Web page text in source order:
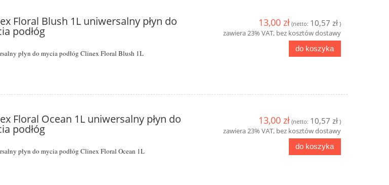
Floral Blush 1L uniwersalny płyn do
podłóg
płyn do mycia podłóg Clinex Floral Blush 1L
13,00 zł (netto: 10,57 zł)
zawiera 23% VAT, bez kosztów dostawy
do koszyka
Floral Ocean 1L uniwersalny płyn do
podłóg
płyn do mycia podłóg Clinex Floral Ocean 1L
13,00 zł (netto: 10,57 zł)
zawiera 23% VAT, bez kosztów dostawy
do koszyka